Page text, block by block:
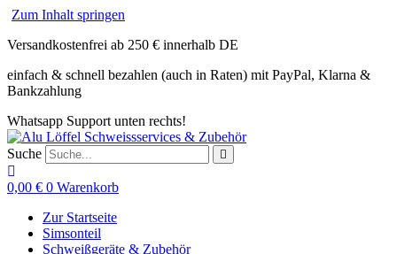
Zum Inhalt springen
Versandkostenfrei ab 250 € innerhalb DE
einfach & schnell bezahlen (auch in Raten) mit PayPal, Klarna &
Bankzahlung
Whatsapp Support unten rechts!
Suche
0,00 € 0 Warenkorb
Zur Startseite
Simsonteil
Schweißgeräte & Zubehör